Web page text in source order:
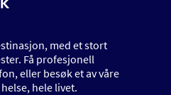
med et stort
Få profesjonell
eller besøk et av våre
hele livet.